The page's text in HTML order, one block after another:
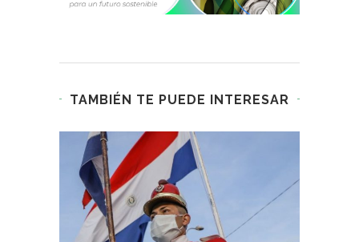
TAMBIÉN TE PUEDE INTERESAR